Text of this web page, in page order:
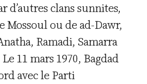
d’autres clans sunnites,
Mossoul ou de ad-Dawr,
Ramadi, Samarra
11 mars 1970, Bagdad
avec le Parti